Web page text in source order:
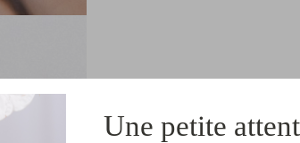
Une petite